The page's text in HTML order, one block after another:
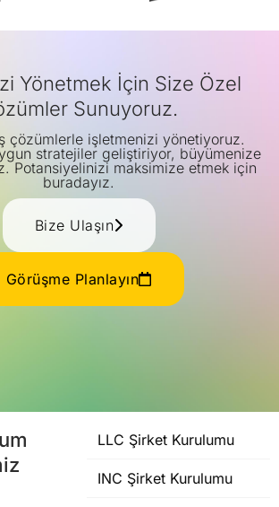
Yönetmek İçin Size Özel
Sunuyoruz.
çözümlerle işletmenizi yönetiyoruz.
stratejiler geliştiriyor, büyümenize
Potansiyelinizi maksimize etmek için
buradayız.
Bize Ulaşın
Görüşme Planlayın
LLC Şirket Kurulumu
INC Şirket Kurulumu